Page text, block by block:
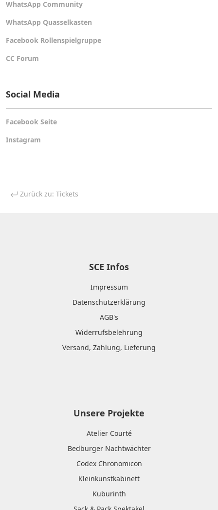
WhatsApp Community
WhatsApp Quasselkasten
Facebook Rollenspielgruppe
CC Forum
Social Media
Facebook Seite
Instagram
Zurück zu: Tickets
SCE Infos
Impressum
Datenschutzerklärung
AGB's
Widerrufsbelehrung
Versand, Zahlung, Lieferung
Unsere Projekte
Atelier Courté
Bedburger Nachtwächter
Codex Chronomicon
Kleinkunstkabinett
Kuburinth